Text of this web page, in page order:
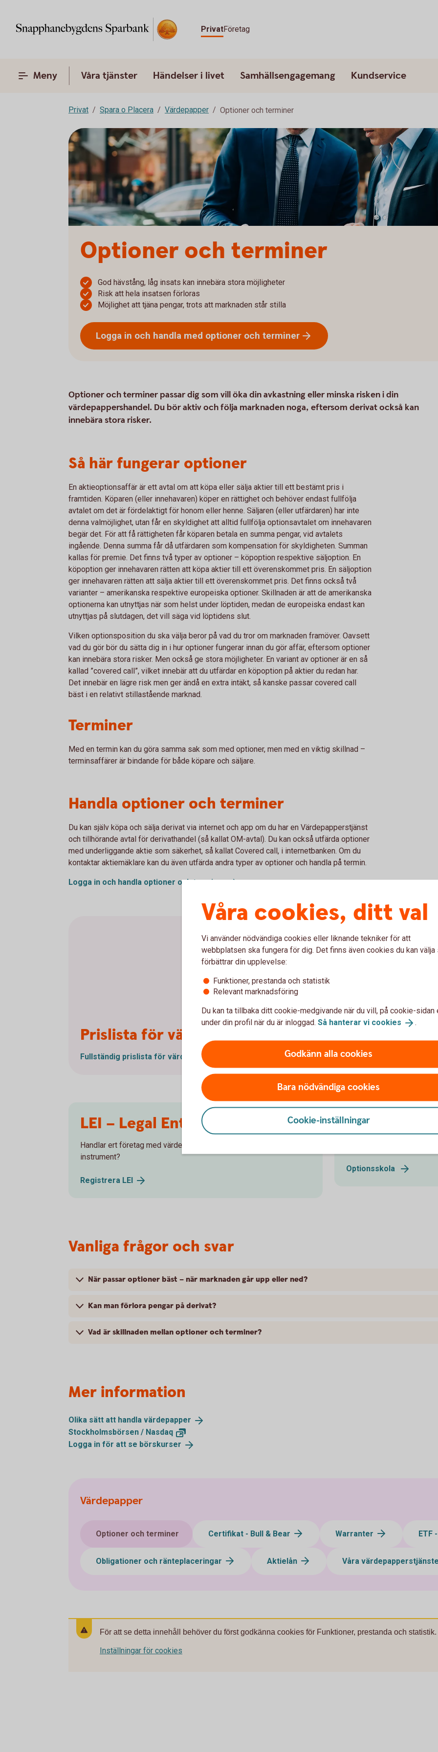
PrivatFöretag
Meny Våra tjänster Händelser i livet Samhällsengagemang Kundservice
Privat Spara o Placera Värdepapper Optioner och terminer
Optioner och terminer
God hävstång, låg insats kan innebära stora möjligheter
Risk att hela insatsen förloras
Möjlighet att tjäna pengar, trots att marknaden står stilla
Logga in och handla med optioner och terminer
Optioner och terminer passar dig som vill öka din avkastning eller minska risken i din
värdepappershandel. Du bör aktiv och följa marknaden noga, eftersom derivat också kan
innebära stora risker.
Så här fungerar optioner
En aktieoptionsaffär är ett avtal om att köpa eller sälja aktier till ett bestämt pris i
framtiden. Köparen (eller innehavaren) köper en rättighet och behöver endast fullfölja
avtalet om det är fördelaktigt för honom eller henne. Säljaren (eller utfärdaren) har inte
denna valmöjlighet, utan får en skyldighet att alltid fullfölja optionsavtalet om innehavaren
begär det. För att få rättigheten får köparen betala en summa pengar, vid avtalets
ingående. Denna summa får då utfärdaren som kompensation för skyldigheten. Summan
kallas för premie. Det finns två typer av optioner – köpoption respektive säljoption. En
köpoption ger innehavaren rätten att köpa aktier till ett överenskommet pris. En säljoption
ger innehavaren rätten att sälja aktier till ett överenskommet pris. Det finns också två
varianter – amerikanska respektive europeiska optioner. Skillnaden är att de amerikanska
optionerna kan utnyttjas när som helst under löptiden, medan de europeiska endast kan
utnyttjas på slutdagen, det vill säga vid löptidens slut.
Vilken optionsposition du ska välja beror på vad du tror om marknaden framöver. Oavsett
vad du gör bör du sätta dig in i hur optioner fungerar innan du gör affär, eftersom optioner
kan innebära stora risker. Men också ge stora möjligheter. En variant av optioner är en så
kallad ”covered call”, vilket innebär att du utfärdar en köpoption på aktier du redan har.
Det innebär en lägre risk men ger ändå en extra intäkt, så kanske passar covered call
bäst i en relativt stillastående marknad.
Terminer
Med en termin kan du göra samma sak som med optioner, men med en viktig skillnad –
terminsaffärer är bindande för både köpare och säljare.
Handla optioner och terminer
Du kan själv köpa och sälja derivat via internet och app om du har en Värdepapperstjänst
och tillhörande avtal för derivathandel (så kallat OM-avtal). Du kan också utfärda optioner
med underliggande aktie som säkerhet, så kallat Covered call, i internetbanken. Om du
kontaktar aktiemäklare kan du även utfärda andra typer av optioner och handla på termin.
Logga in och handla optioner ochterminer
Prislista för värdepappershandel
Fullständig prislista för värdepappershandel
LEI – Legal Entity Identifier
Handlar ert företag med värdepapper eller andra finansiella
instrument?
Registrera LEI
Optionsskola
Vanliga frågor och svar
När passar optioner bäst – när marknaden går upp eller ned?
Kan man förlora pengar på derivat?
Vad är skillnaden mellan optioner och terminer?
Mer information
Olika sätt att handla värdepapper
Stockholmsbörsen / Nasdaq
Logga in för att se börskurser
Värdepapper
Optioner och terminer Certifikat - Bull & Bear Warranter ETF
Obligationer och ränteplaceringar Aktielån Våra
För att se detta innehåll behöver du först godkänna cookies för Funktioner, prestanda och statistik.
Inställningar för cookies
Våra cookies, ditt val
Vi använder nödvändiga cookies eller liknande tekniker för att
webbplatsen ska fungera för dig. Det finns även cookies du kan välja
förbättrar din upplevelse:
Funktioner, prestanda och statistik
Relevant marknadsföring
Du kan ta tillbaka ditt cookie-medgivande när du vill, på cookie-sidan
under din profil när du är inloggad. Så hanterar vi cookies .
Godkänn alla cookies
Bara nödvändiga cookies
Cookie-inställningar